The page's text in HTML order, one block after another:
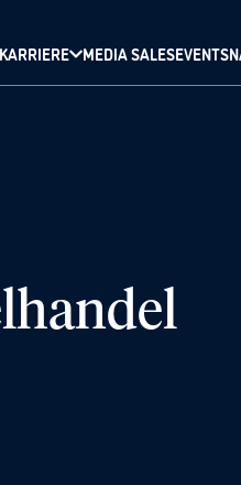
KARRIERE MEDIA SALESEVENTS